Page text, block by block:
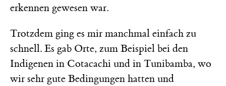
erkennen gewesen war.
Trotzdem ging es mir manchmal einfach zu
schnell. Es gab Orte, zum Beispiel bei den
Indigenen in Cotacachi und in Tunibamba, wo
wir sehr gute Bedingungen hatten und